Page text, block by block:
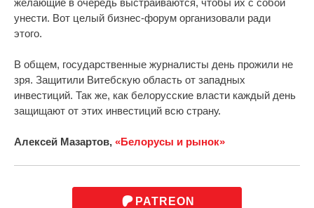
желающие в очередь выстраиваются, чтобы их с собой
унести. Вот целый бизнес-форум организовали ради
этого.
В общем, государственные журналисты день прожили не
зря. Защитили Витебскую область от западных
инвестиций. Так же, как белорусские власти каждый день
защищают от этих инвестиций всю страну.
Алексей Мазартов, «Белорусы и рынок»
PATREON